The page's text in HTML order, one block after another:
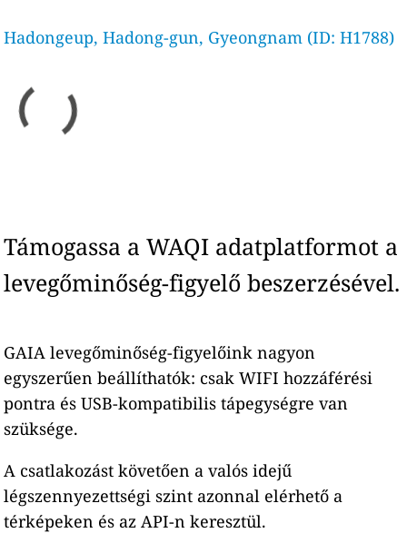
Hadongeup, Hadong-gun, Gyeongnam (ID: H1788)
Támogassa a WAQI adatplatformot a
levegőminőség-figyelő beszerzésével.
GAIA levegőminőség-figyelőink nagyon
egyszerűen beállíthatók: csak WIFI hozzáférési
pontra és USB-kompatibilis tápegységre van
szüksége.
A csatlakozást követően a valós idejű
légszennyezettségi szint azonnal elérhető a
térképeken és az API-n keresztül.